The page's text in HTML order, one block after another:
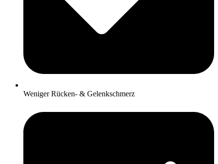
Weniger Rücken- & Gelenkschmerz